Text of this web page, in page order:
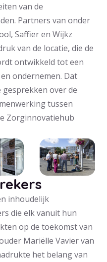
van de
Partners van onder
Saffier en Wijkz
van de locatie, die de
ontwikkeld tot een
ondernemen. Dat
over de
tussen
Zorginnovatiehub
inhoudelijk
die elk vanuit hun
op de toekomst van
Mariëlle Vavier van
het belang van